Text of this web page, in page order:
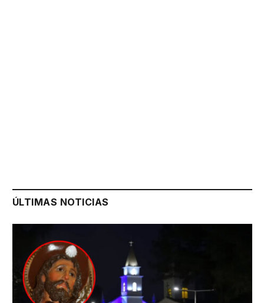
ÚLTIMAS NOTICIAS